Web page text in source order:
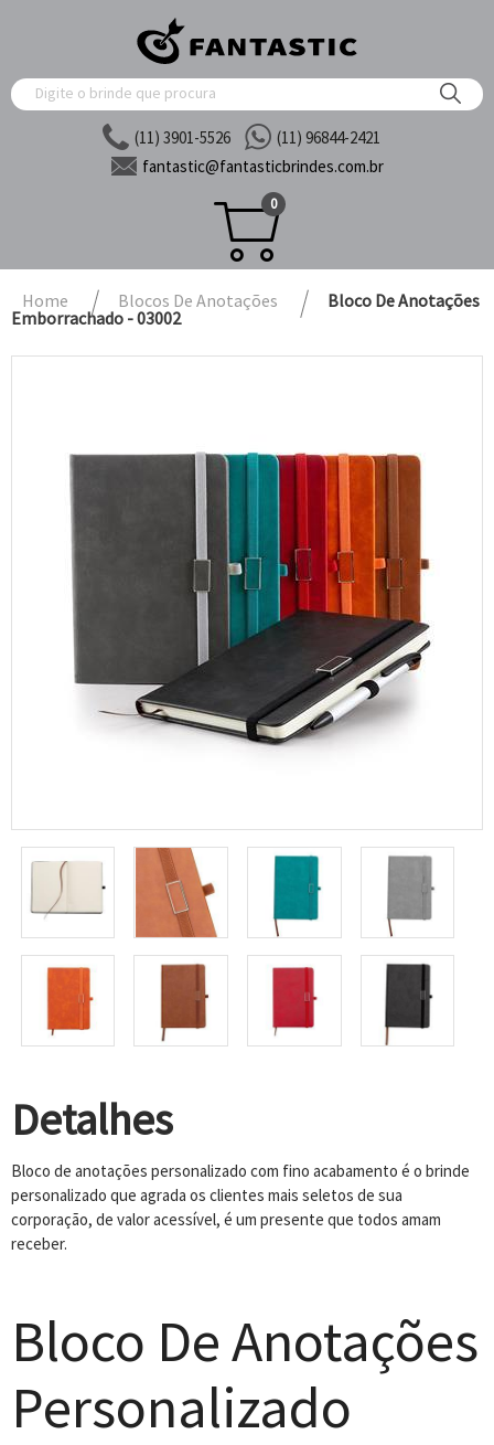
(11) 3901-5526
(11) 96844-2421
fantastic@fantasticbrindes.com.br
0
Home Blocos De Anotações
Bloco De Anotações
Emborrachado - 03002
Detalhes
Bloco de anotações personalizado com fino acabamento é o brinde
personalizado que agrada os clientes mais seletos de sua
corporação, de valor acessível, é um presente que todos amam
receber.
Bloco De Anotações
Personalizado